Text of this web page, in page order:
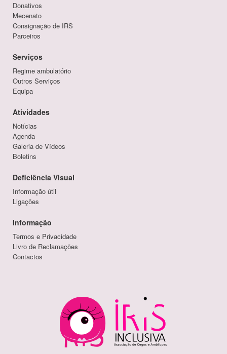
Donativos
Mecenato
Consignação de IRS
Parceiros
Serviços
Regime ambulatório
Outros Serviços
Equipa
Atividades
Notícias
Agenda
Galeria de Vídeos
Boletins
Deficiência Visual
Informação útil
Ligações
Informação
Termos e Privacidade
Livro de Reclamações
Contactos